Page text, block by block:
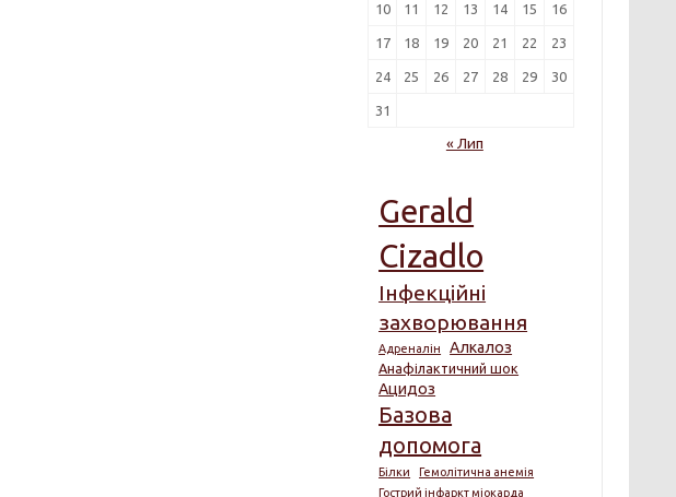
10 11 12 13 14 15 16
17 18 19 20 21 22 23
24 25 26 27 28 29 30
31
« Лип
Gerald
Cizadlo
Інфекційні
захворювання
Адреналін Алкалоз
Анафілактичний шок
Ацидоз
Базова
допомога
Білки
Гемолітична анемія
Гострий інфаркт міокарда